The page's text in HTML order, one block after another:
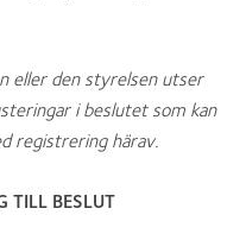
eller den styrelsen utser
i beslutet som kan
registrering härav.
TILL BESLUT